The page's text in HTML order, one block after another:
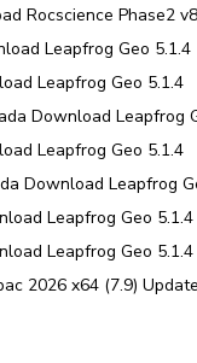
Rocscience Phase2
Leapfrog Geo 5.1.4
Leapfrog Geo 5.1.4
Download Leapfrog
Leapfrog Geo 5.1.4
Download Leapfrog
Leapfrog Geo 5.1.4
Leapfrog Geo 5.1.4
2026 x64 (7.9)